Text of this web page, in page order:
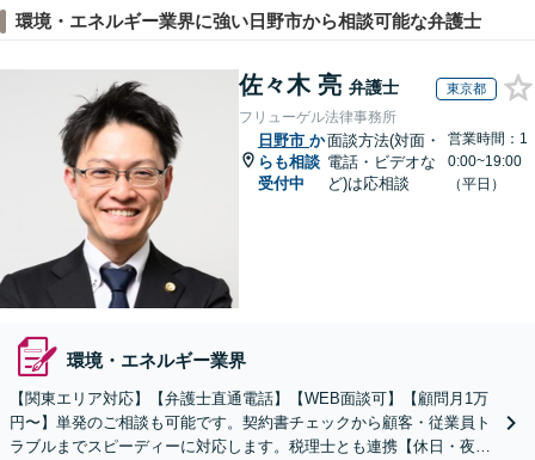
環境・エネルギー業界に強い日野市から相談可能な弁護士
佐々木 亮 弁護士 東京都
フリューゲル法律事務所
日野市 か
らも相談
受付中
面談方法(対面・
電話・ビデオな
ど)は応相談
営業時間：1
0:00~19:00
（平日）
環境・エネルギー業界
【関東エリア対応】【弁護士直通電話】【WEB面談可】【顧問月1万
円〜】単発のご相談も可能です。契約書チェックから顧客・従業員ト
ラブルまでスピーディーに対応します。税理士とも連携【休日・夜